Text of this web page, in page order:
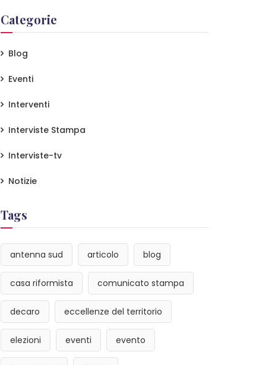
Categorie
Blog
Eventi
Interventi
Interviste Stampa
Interviste-tv
Notizie
Tags
antenna sud articolo blog
casa riformista comunicato stampa
decaro eccellenze del territorio
elezioni eventi evento